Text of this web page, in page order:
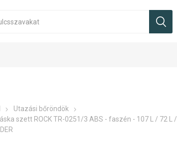
Utazási bőröndök
szett ROCK TR-0251/3 ABS - faszén - 107 L / 72 L /